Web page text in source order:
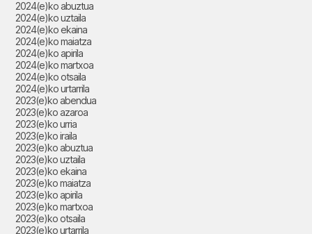
2024(e)ko abuztua
2024(e)ko uztaila
2024(e)ko ekaina
2024(e)ko maiatza
2024(e)ko apirila
2024(e)ko martxoa
2024(e)ko otsaila
2024(e)ko urtarrila
2023(e)ko abendua
2023(e)ko azaroa
2023(e)ko urria
2023(e)ko iraila
2023(e)ko abuztua
2023(e)ko uztaila
2023(e)ko ekaina
2023(e)ko maiatza
2023(e)ko apirila
2023(e)ko martxoa
2023(e)ko otsaila
2023(e)ko urtarrila